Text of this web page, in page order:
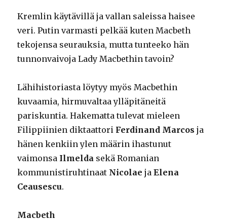
Kremlin käytävillä ja vallan saleissa haisee
veri. Putin varmasti pelkää kuten Macbeth
tekojensa seurauksia, mutta tunteeko hän
tunnonvaivoja Lady Macbethin tavoin?
Lähihistoriasta löytyy myös Macbethin
kuvaamia, hirmuvaltaa ylläpitäneitä
pariskuntia. Hakematta tulevat mieleen
Filippiinien diktaattori Ferdinand Marcos ja
hänen kenkiin ylen määrin ihastunut
vaimonsa Ilmelda sekä Romanian
kommunistiruhtinaat Nicolae jaElena
Ceausescu.
Macbeth